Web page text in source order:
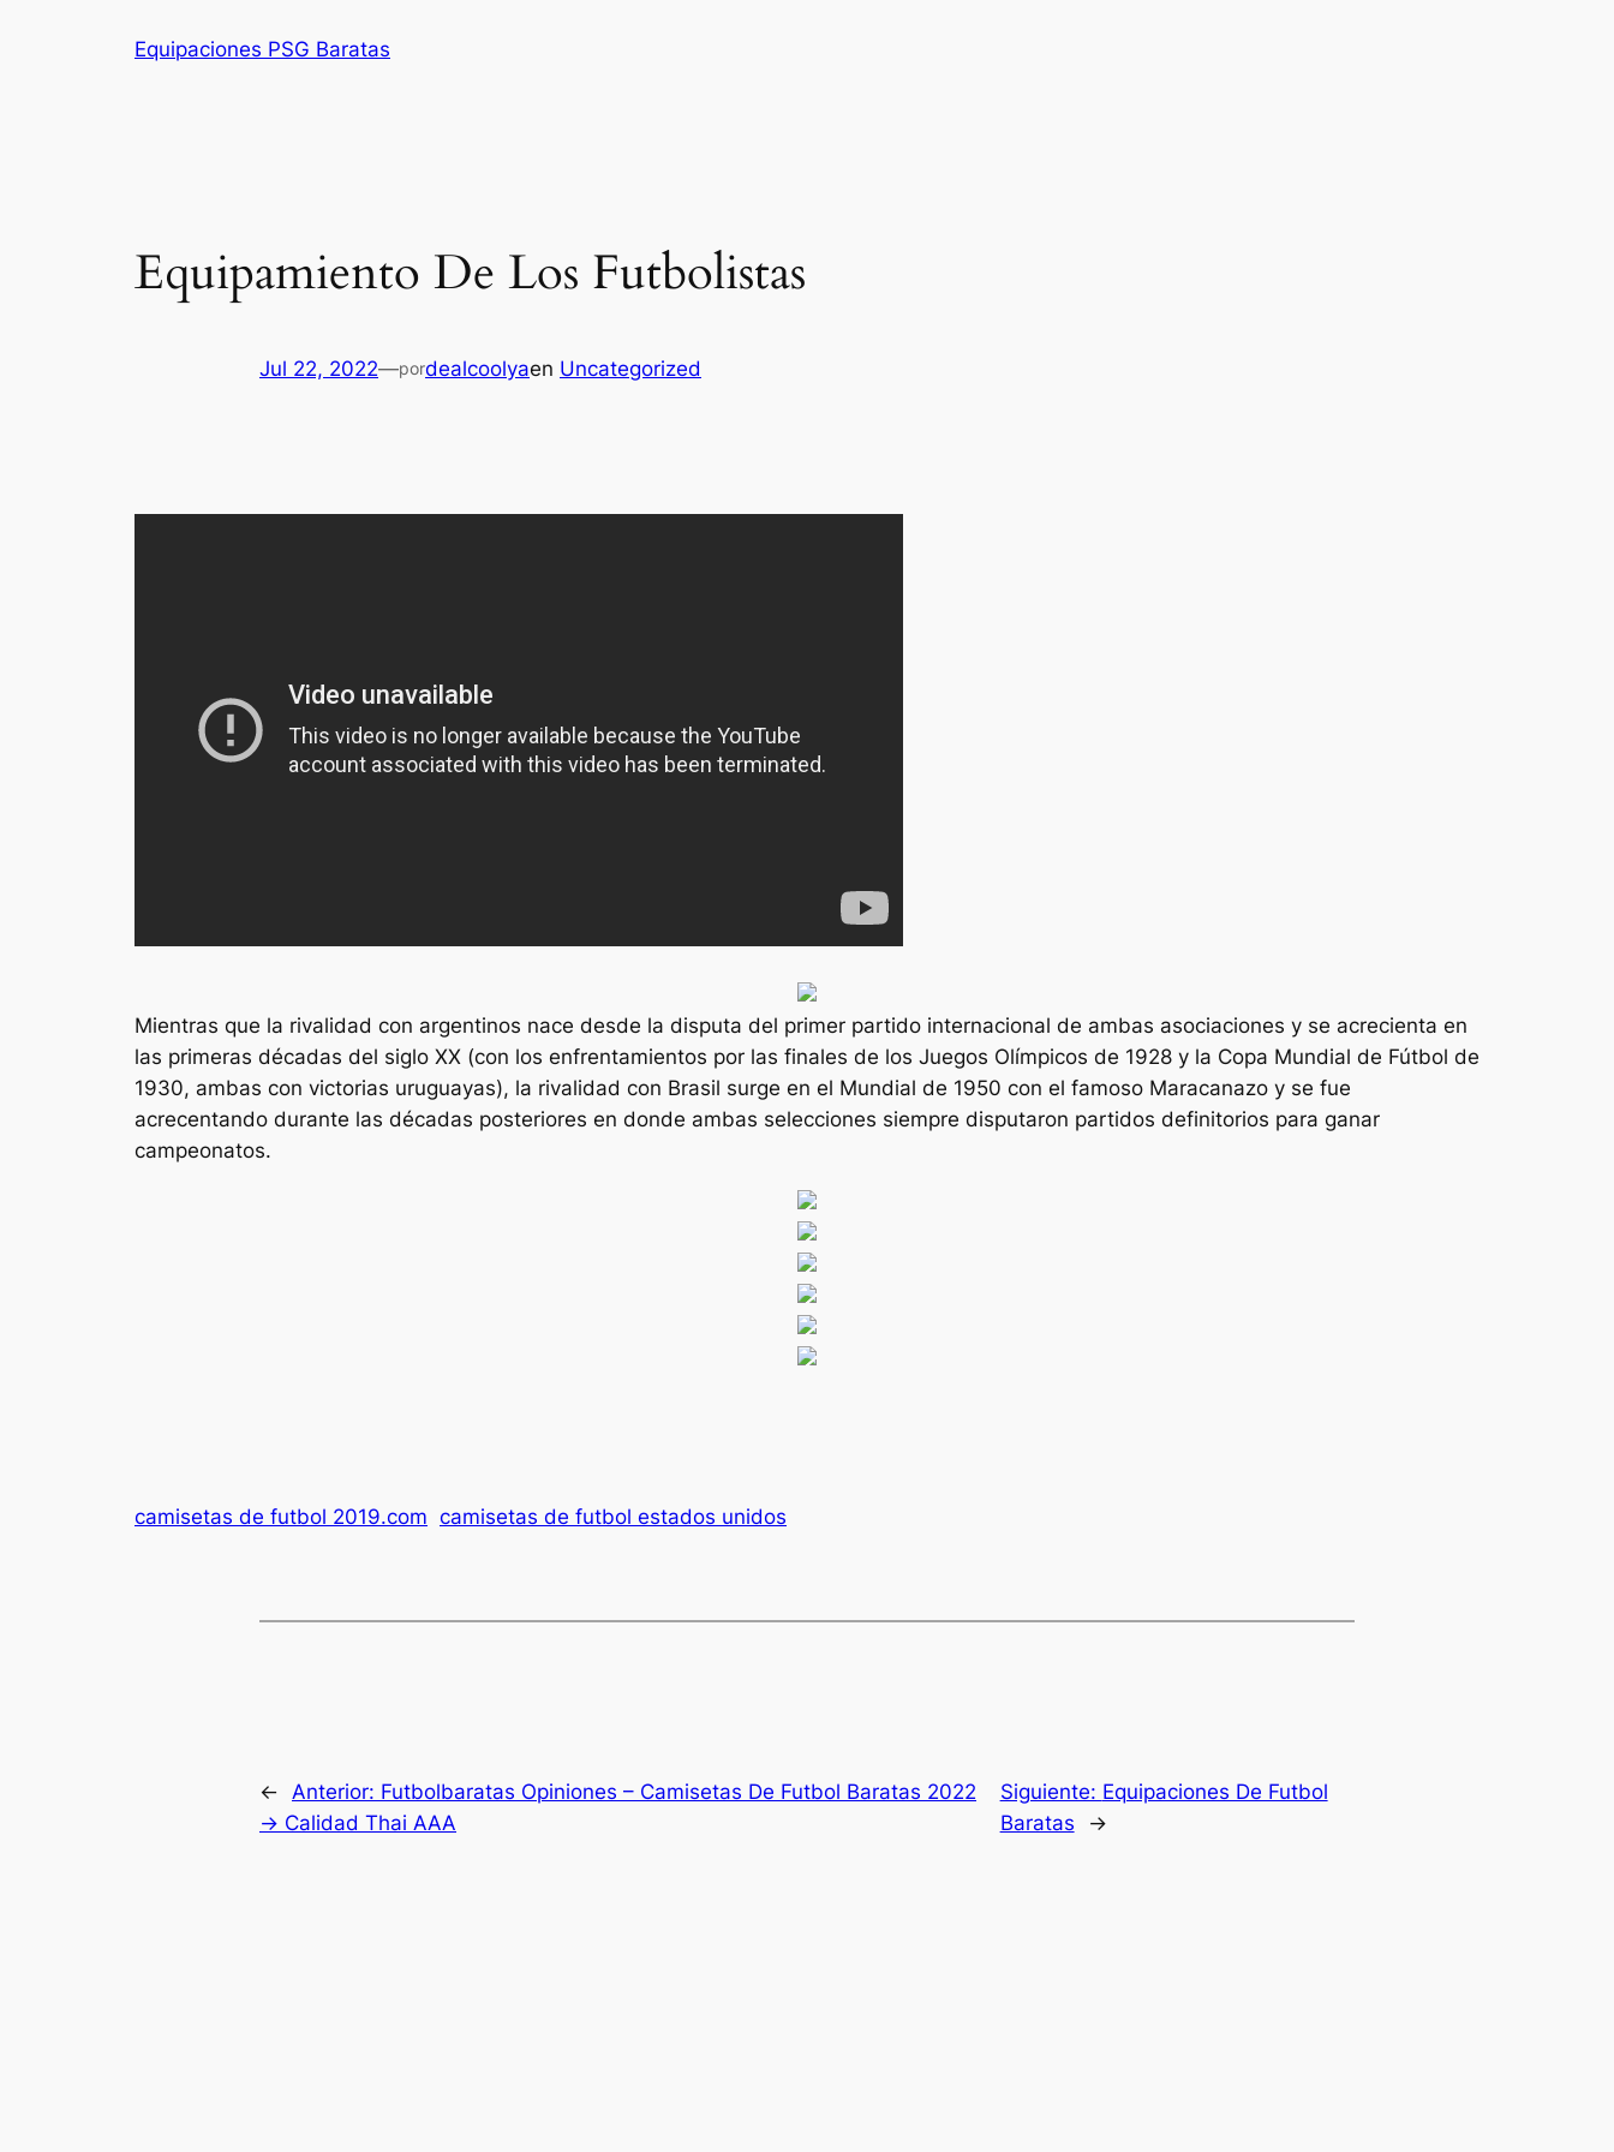
Equipaciones PSG Baratas
Equipamiento De Los Futbolistas
Jul 22, 2022—pordealcoolyaen Uncategorized
Mientras que la rivalidad con argentinos nace desde la disputa del primer partido internacional de ambas asociaciones y se acrecienta en
las primeras décadas del siglo XX (con los enfrentamientos por las finales de los Juegos Olímpicos de 1928 y la Copa Mundial de Fútbol de
1930, ambas con victorias uruguayas), la rivalidad con Brasil surge en el Mundial de 1950 con el famoso Maracanazo y se fue
acrecentando durante las décadas posteriores en donde ambas selecciones siempre disputaron partidos definitorios para ganar
campeonatos.
camisetas de futbol 2019.com camisetas de futbol estados unidos
← Anterior: Futbolbaratas Opiniones – Camisetas De Futbol Baratas 2022
→ Calidad Thai AAA
Siguiente: Equipaciones De Futbol
Baratas
→